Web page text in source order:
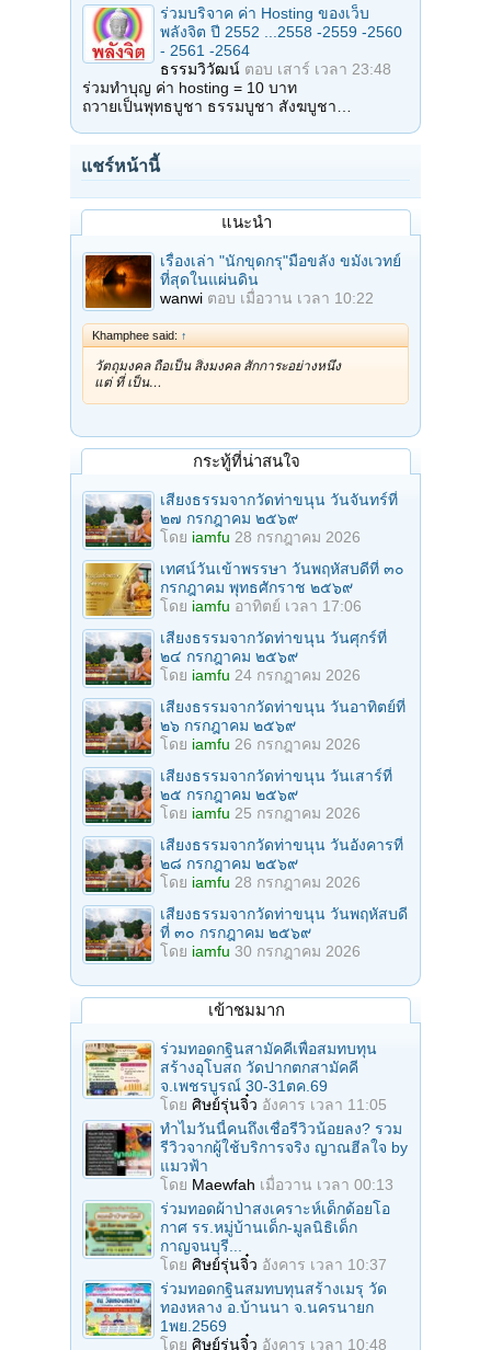
ร่วมบริจาค ค่า Hosting ของเว็บ
พลังจิต ปี 2552 ...2558 -2559 -2560
- 2561 -2564
ธรรมวิวัฒน์ ตอบ เสาร์ เวลา 23:48
ร่วมทำบุญ ค่า hosting = 10 บาท
ถวายเป็นพุทธบูชา ธรรมบูชา สังฆบูชา…
แชร์หน้านี้
แนะนำ
เรื่องเล่า "นักขุดกรุ"มือขลัง ขมังเวทย์
ที่สุดในแผ่นดิน
wanwi ตอบ เมื่อวาน เวลา 10:22
Khamphee said: ↑
วัตถุมงคล ถือเป็น สิ่งมงคล สักการะอย่างหนึ่ง
แต่ ที่ เป็น…
กระทู้ที่น่าสนใจ
เสียงธรรมจากวัดท่าขนุน วันจันทร์ที่
๒๗ กรกฎาคม ๒๕๖๙
โดย iamfu 28 กรกฎาคม 2026
เทศน์วันเข้าพรรษา วันพฤหัสบดีที่ ๓๐
กรกฎาคม พุทธศักราช ๒๕๖๙
โดย iamfu อาทิตย์ เวลา 17:06
เสียงธรรมจากวัดท่าขนุน วันศุกร์ที่
๒๔ กรกฎาคม ๒๕๖๙
โดย iamfu 24 กรกฎาคม 2026
เสียงธรรมจากวัดท่าขนุน วันอาทิตย์ที่
๒๖ กรกฎาคม ๒๕๖๙
โดย iamfu 26 กรกฎาคม 2026
เสียงธรรมจากวัดท่าขนุน วันเสาร์ที่
๒๕ กรกฎาคม ๒๕๖๙
โดย iamfu 25 กรกฎาคม 2026
เสียงธรรมจากวัดท่าขนุน วันอังคารที่
๒๘ กรกฎาคม ๒๕๖๙
โดย iamfu 28 กรกฎาคม 2026
เสียงธรรมจากวัดท่าขนุน วันพฤหัสบดี
ที่ ๓๐ กรกฎาคม ๒๕๖๙
โดย iamfu 30 กรกฎาคม 2026
เข้าชมมาก
ร่วมทอดกฐินสามัคคีเพื่อสมทบทุน
สร้างอุโบสถ วัดปากตกสามัคคี
จ.เพชรบูรณ์ 30-31ตค.69
โดย ศิษย์รุ่นจิ๋ว อังคาร เวลา 11:05
ทำไมวันนี้คนถึงเชื่อรีวิวน้อยลง? รวม
รีวิวจากผู้ใช้บริการจริง ญาณฮีลใจ by
แมวฟ้า
โดย Maewfah เมื่อวาน เวลา 00:13
ร่วมทอดผ้าป่าสงเคราะห์เด็กด้อยโอ
กาศ รร.หมู่บ้านเด็ก-มูลนิธิเด็ก
กาญจนบุรี...
โดย ศิษย์รุ่นจิ๋ว อังคาร เวลา 10:37
ร่วมทอดกฐินสมทบทุนสร้างเมรุ วัด
ทองหลาง อ.บ้านนา จ.นครนายก
1พย.2569
โดย ศิษย์รุ่นจิ๋ว อังคาร เวลา 10:48